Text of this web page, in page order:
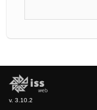
v. 3.10.2